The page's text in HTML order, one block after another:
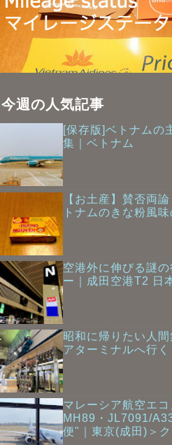
今週の人気記事
[保存版]ベトナムの
集｜ベトナム
【お土産】賛否両
トナムのきな粉風
空港外に伸びる謎
ー｜成田空港T2 日
昭和に帰りたい人
アターミナルへ行
マレーシア航空エ
MH89・JL7091/
便"｜東京(成田)＞